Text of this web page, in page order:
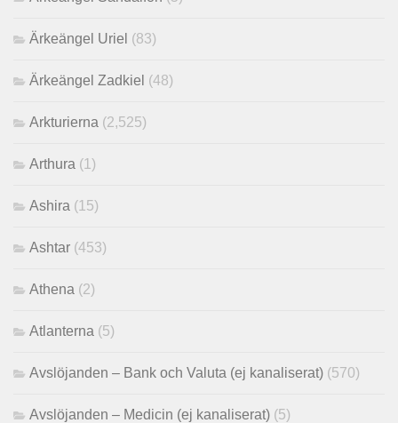
Ärkeängel Uriel (83)
Ärkeängel Zadkiel (48)
Arkturierna (2,525)
Arthura (1)
Ashira (15)
Ashtar (453)
Athena (2)
Atlanterna (5)
Avslöjanden – Bank och Valuta (ej kanaliserat) (570)
Avslöjanden – Medicin (ej kanaliserat) (5)